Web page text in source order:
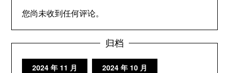
您尚未收到任何评论。
归档
2024 年 11 月 2024 年 10 月